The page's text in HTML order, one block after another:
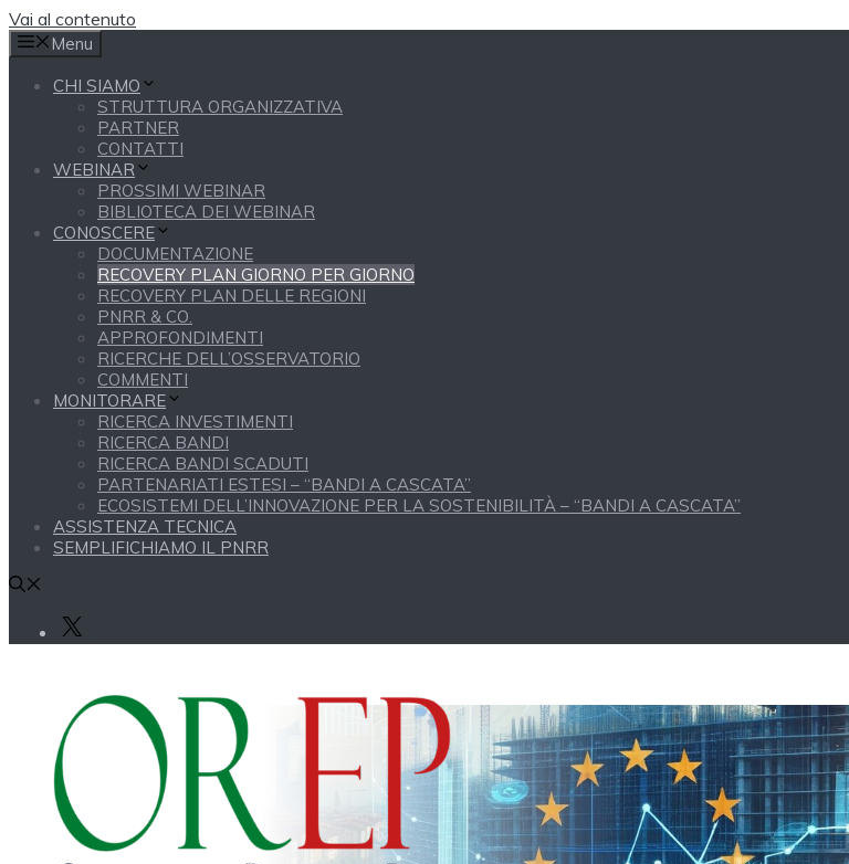
Vai al contenuto
Menu
CHI SIAMO
STRUTTURA ORGANIZZATIVA
PARTNER
CONTATTI
WEBINAR
PROSSIMI WEBINAR
BIBLIOTECA DEI WEBINAR
CONOSCERE
DOCUMENTAZIONE
RECOVERY PLAN GIORNO PER GIORNO
RECOVERY PLAN DELLE REGIONI
PNRR & CO.
APPROFONDIMENTI
RICERCHE DELL’OSSERVATORIO
COMMENTI
MONITORARE
RICERCA INVESTIMENTI
RICERCA BANDI
RICERCA BANDI SCADUTI
PARTENARIATI ESTESI – “BANDI A CASCATA”
ECOSISTEMI DELL’INNOVAZIONE PER LA SOSTENIBILITÀ – “BANDI A CASCATA”
ASSISTENZA TECNICA
SEMPLIFICHIAMO IL PNRR